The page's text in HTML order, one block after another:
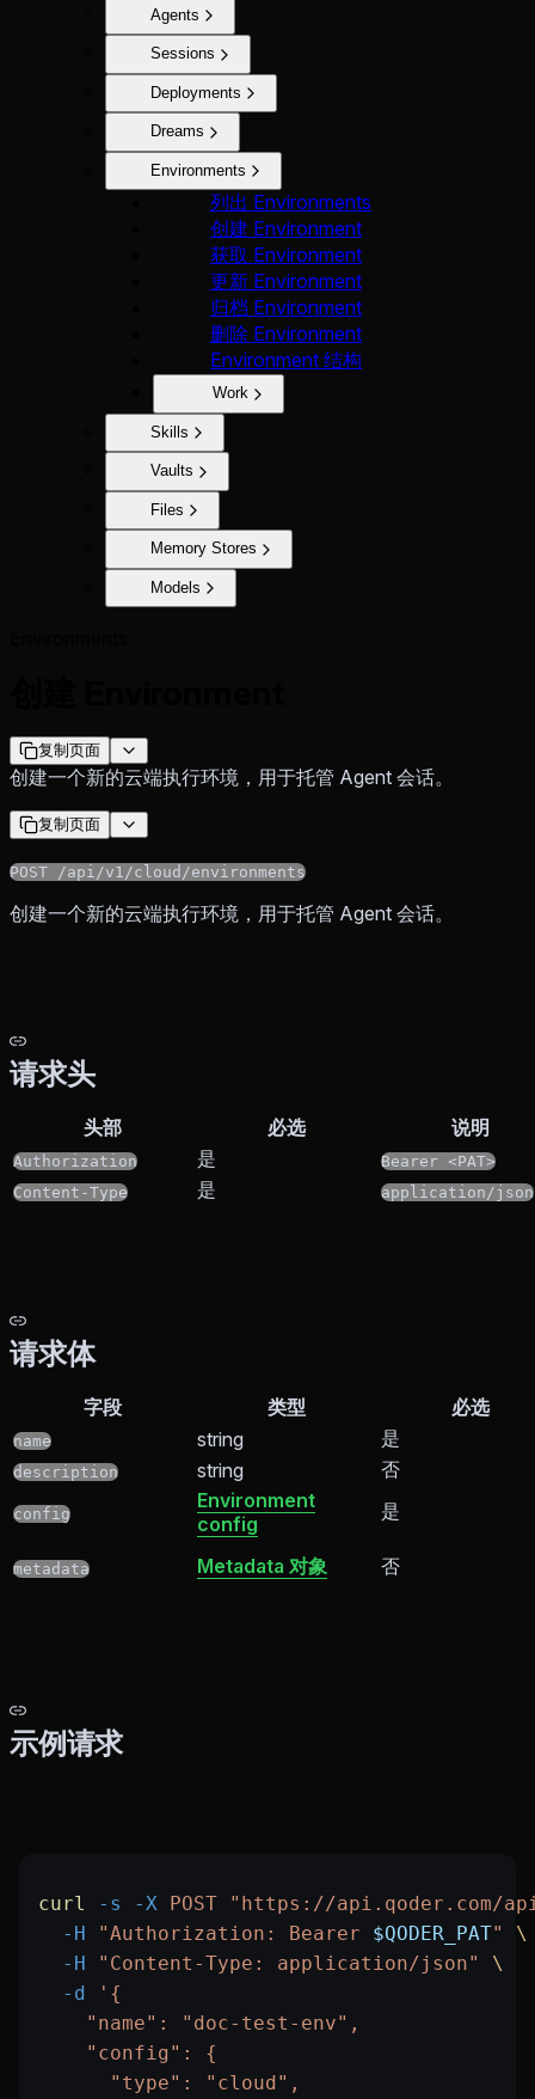
Agents
Sessions
Deployments
Dreams
Environments
列出 Environments
创建 Environment
获取 Environment
更新 Environment
归档 Environment
删除 Environment
Environment 结构
Work
Skills
Vaults
Files
Memory Stores
Models
复制页面
创建一个新的云端执行环境，用于托管 Agent 会话。
复制页面
POST /api/v1/cloud/environments
创建一个新的云端执行环境，用于托管 Agent 会话。
请求头
头部 必选 说明
Authorization 是
Bearer <PAT>
Content-Type
是 application/json
请求体
字段 类型 必选
name string 是
description string 否
config
Environment
config
是
metadata Metadata 对象 否
示例请求
curl -s -X POST "https://api.qoder.com/
  -H
"Authorization: Bearer $QODER_PAT"
\
  -H
"Content-Type: application/json"
\
  -d
'{
    "name": "doc-test-env",
    "config": {
      "type": "cloud",